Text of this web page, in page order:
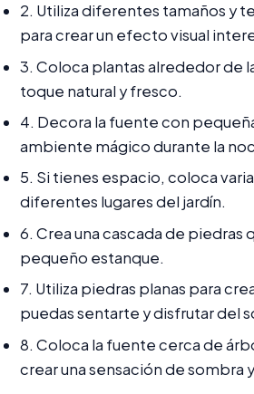
2. Utiliza diferentes tamaños y
para crear un efecto visual
3. Coloca plantas alrededor de
toque natural y fresco.
4. Decora la fuente con
ambiente mágico durante la
5. Si tienes espacio, coloca
diferentes lugares del jardín.
6. Crea una cascada de piedras
pequeño estanque.
7. Utiliza piedras planas para
puedas sentarte y disfrutar del
8. Coloca la fuente cerca de
crear una sensación de sombra